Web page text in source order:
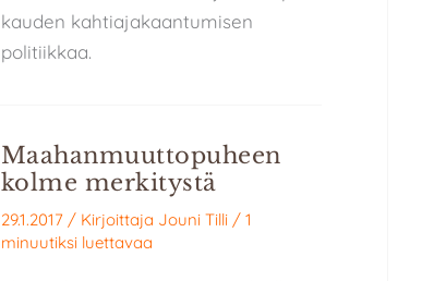
kauden kahtiajakaantumisen
politiikkaa.
Maahanmuuttopuheen
kolme merkitystä
29.1.2017 / Kirjoittaja Jouni Tilli/ 1
minuutiksi luettavaa